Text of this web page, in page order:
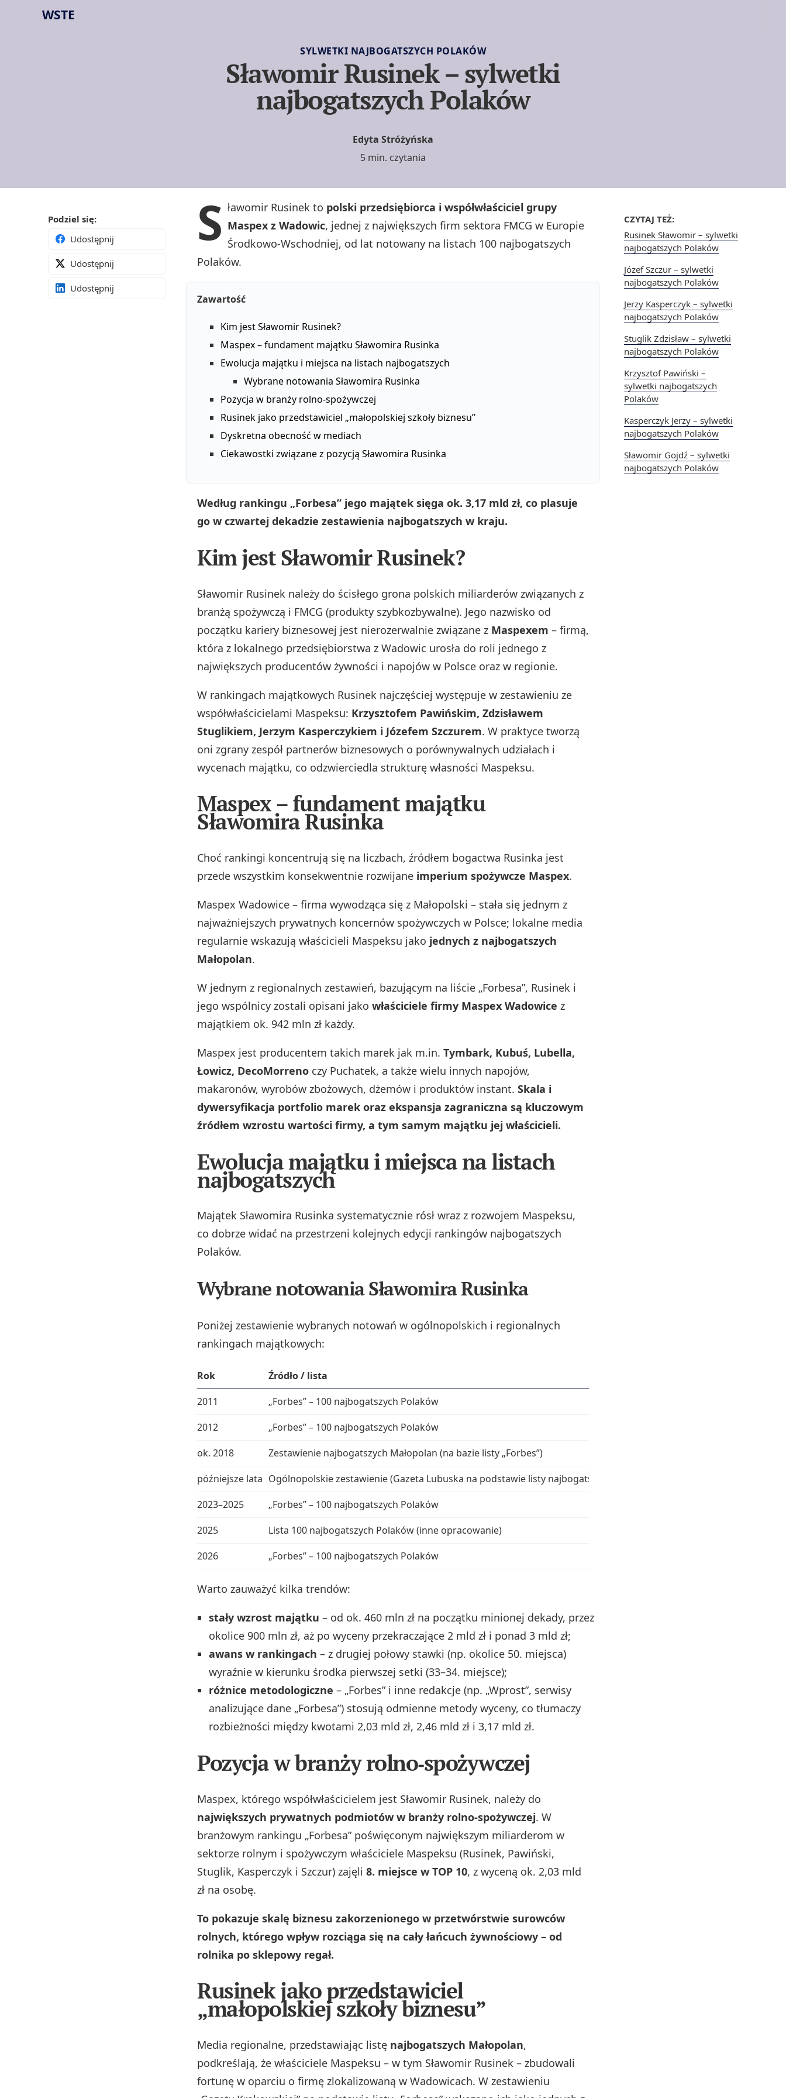
WSTE
SYLWETKI NAJBOGATSZYCH POLAKÓW
Sławomir Rusinek – sylwetki
najbogatszych Polaków
Edyta Stróżyńska
5 min. czytania
CZYTAJ TEŻ:
Rusinek Sławomir – sylwetki
najbogatszych Polaków
Józef Szczur – sylwetki
najbogatszych Polaków
Jerzy Kasperczyk – sylwetki
najbogatszych Polaków
Stuglik Zdzisław – sylwetki
najbogatszych Polaków
Krzysztof Pawiński –
sylwetki najbogatszych
Polaków
Kasperczyk Jerzy – sylwetki
najbogatszych Polaków
Sławomir Gojdź – sylwetki
najbogatszych Polaków
Podziel się:
Udostępnij
Udostępnij
Udostępnij
S ławomir Rusinek to polski przedsiębiorca i współwłaściciel grupy
Maspex z Wadowic, jednej z największych firm sektora FMCG w Europie
Środkowo‑Wschodniej, od lat notowany na listach 100 najbogatszych
Polaków.
Zawartość
Kim jest Sławomir Rusinek?
Maspex – fundament majątku Sławomira Rusinka
Ewolucja majątku i miejsca na listach najbogatszych
Wybrane notowania Sławomira Rusinka
Pozycja w branży rolno‑spożywczej
Rusinek jako przedstawiciel „małopolskiej szkoły biznesu”
Dyskretna obecność w mediach
Ciekawostki związane z pozycją Sławomira Rusinka
Według rankingu „Forbesa” jego majątek sięga ok. 3,17 mld zł, co plasuje
go w czwartej dekadzie zestawienia najbogatszych w kraju.
Kim jest Sławomir Rusinek?
Sławomir Rusinek należy do ścisłego grona polskich miliarderów związanych z
branżą spożywczą i FMCG (produkty szybkozbywalne). Jego nazwisko od
początku kariery biznesowej jest nierozerwalnie związane z Maspexem – firmą,
która z lokalnego przedsiębiorstwa z Wadowic urosła do roli jednego z
największych producentów żywności i napojów w Polsce oraz w regionie.
W rankingach majątkowych Rusinek najczęściej występuje w zestawieniu ze
współwłaścicielami Maspeksu: Krzysztofem Pawińskim, Zdzisławem
Stuglikiem, Jerzym Kasperczykiem i Józefem Szczurem. W praktyce tworzą
oni zgrany zespół partnerów biznesowych o porównywalnych udziałach i
wycenach majątku, co odzwierciedla strukturę własności Maspeksu.
Maspex – fundament majątku
Sławomira Rusinka
Choć rankingi koncentrują się na liczbach, źródłem bogactwa Rusinka jest
przede wszystkim konsekwentnie rozwijane imperium spożywcze Maspex.
Maspex Wadowice – firma wywodząca się z Małopolski – stała się jednym z
najważniejszych prywatnych koncernów spożywczych w Polsce; lokalne media
regularnie wskazują właścicieli Maspeksu jako jednych z najbogatszych
Małopolan.
W jednym z regionalnych zestawień, bazującym na liście „Forbesa”, Rusinek i
jego wspólnicy zostali opisani jako właściciele firmy Maspex Wadowice z
majątkiem ok. 942 mln zł każdy.
Maspex jest producentem takich marek jak m.in. Tymbark, Kubuś, Lubella,
Łowicz, DecoMorreno czy Puchatek, a także wielu innych napojów,
makaronów, wyrobów zbożowych, dżemów i produktów instant. Skala i
dywersyfikacja portfolio marek oraz ekspansja zagraniczna są kluczowym
źródłem wzrostu wartości firmy, a tym samym majątku jej właścicieli.
Ewolucja majątku i miejsca na listach
najbogatszych
Majątek Sławomira Rusinka systematycznie rósł wraz z rozwojem Maspeksu,
co dobrze widać na przestrzeni kolejnych edycji rankingów najbogatszych
Polaków.
Wybrane notowania Sławomira Rusinka
Poniżej zestawienie wybranych notowań w ogólnopolskich i regionalnych
rankingach majątkowych:
Rok Źródło / lista
2011
„Forbes” – 100 najbogatszych Polaków
2012
„Forbes” – 100 najbogatszych Polaków
ok. 2018
Zestawienie najbogatszych Małopolan (na bazie listy „Forbes”)
późniejsze lata Ogólnopolskie zestawienie (Gazeta Lubuska na podstawie listy najbogatszych)
2023–2025
„Forbes” – 100 najbogatszych Polaków
2025
Lista 100 najbogatszych Polaków (inne opracowanie)
2026
„Forbes” – 100 najbogatszych Polaków
Warto zauważyć kilka trendów:
stały wzrost majątku – od ok. 460 mln zł na początku minionej dekady, przez
okolice 900 mln zł, aż po wyceny przekraczające 2 mld zł i ponad 3 mld zł;
awans w rankingach – z drugiej połowy stawki (np. okolice 50. miejsca)
wyraźnie w kierunku środka pierwszej setki (33–34. miejsce);
różnice metodologiczne – „Forbes” i inne redakcje (np. „Wprost”, serwisy
analizujące dane „Forbesa”) stosują odmienne metody wyceny, co tłumaczy
rozbieżności między kwotami 2,03 mld zł, 2,46 mld zł i 3,17 mld zł.
Pozycja w branży rolno‑spożywczej
Maspex, którego współwłaścicielem jest Sławomir Rusinek, należy do
największych prywatnych podmiotów w branży rolno‑spożywczej. W
branżowym rankingu „Forbesa” poświęconym największym miliarderom w
sektorze rolnym i spożywczym właściciele Maspeksu (Rusinek, Pawiński,
Stuglik, Kasperczyk i Szczur) zajęli 8. miejsce w TOP 10, z wyceną ok. 2,03 mld
zł na osobę.
To pokazuje skalę biznesu zakorzenionego w przetwórstwie surowców
rolnych, którego wpływ rozciąga się na cały łańcuch żywnościowy – od
rolnika po sklepowy regał.
Rusinek jako przedstawiciel
„małopolskiej szkoły biznesu”
Media regionalne, przedstawiając listę najbogatszych Małopolan,
podkreślają, że właściciele Maspeksu – w tym Sławomir Rusinek – zbudowali
fortunę w oparciu o firmę zlokalizowaną w Wadowicach. W zestawieniu